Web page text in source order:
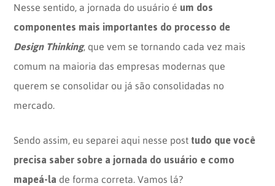
Nesse sentido, a jornada do usuário é um dos
componentes mais importantes do processo de
Design Thinking, que vem se tornando cada vez mais
comum na maioria das empresas modernas que
querem se consolidar ou já são consolidadas no
mercado.
Sendo assim, eu separei aqui nesse post tudo que você
precisa saber sobre a jornada do usuário e como
mapeá-la de forma correta. Vamos lá?